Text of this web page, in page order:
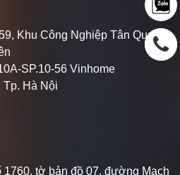
Khu Công Nghiệp Tân Quang,
SP.10-56 Vinhome
Tp. Hà Nội
tờ bản đồ 07, đường Mạch